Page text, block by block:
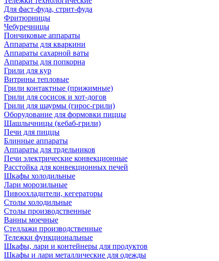
Для фаст-фуда, стрит-фуда
Фритюрницы
Чебуречницы
Пончиковые аппараты
Аппараты для кваркини
Аппараты сахарной ваты
Аппараты для попкорна
Грили для кур
Витрины тепловые
Грили контактные (прижимные)
Грили для сосисок и хот-догов
Грили для шаурмы (гирос-грили)
Оборудование для формовки пиццы
Шашлычницы (кебаб-грили)
Печи для пиццы
Блинные аппараты
Аппараты для трдельников
Печи электрические конвекционные
Расстойка для конвекционных печей
Шкафы холодильные
Лари морозильные
Пивоохладители, кегераторы
Столы холодильные
Столы производственные
Ванны моечные
Стеллажи производственные
Тележки функциональные
Шкафы, лари и контейнеры для продуктов
Шкафы и лари металлические для одежды